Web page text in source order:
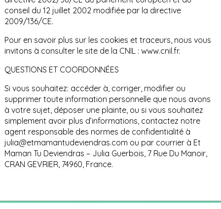
conseil du 12 juillet 2002 modifiée par la directive
2009/136/CE.
Pour en savoir plus sur les cookies et traceurs, nous vous
invitons à consulter le site de la CNIL : www.cnil.fr.
QUESTIONS ET COORDONNÉES
Si vous souhaitez: accéder à, corriger, modifier ou
supprimer toute information personnelle que nous avons
à votre sujet, déposer une plainte, ou si vous souhaitez
simplement avoir plus d’informations, contactez notre
agent responsable des normes de confidentialité à
julia@etmamantudeviendras.com ou par courrier à Et
Maman Tu Deviendras – Julia Guerbois, 7 Rue Du Manoir,
CRAN GEVRIER, 74960, France.